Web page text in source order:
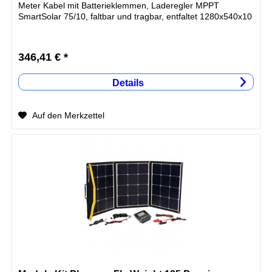
Meter Kabel mit Batterieklemmen, Laderegler MPPT
SmartSolar 75/10, faltbar und tragbar, entfaltet 1280x540x10
346,41 € *
Details
Auf den Merkzettel